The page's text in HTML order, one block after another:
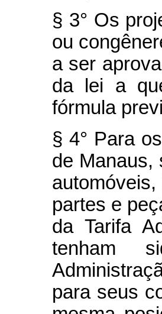
§ 3° Os
ou
a ser
da lei a
fórmula
§ 4° Para
de Manaus,
partes e
da Tarifa
tenham
para seus